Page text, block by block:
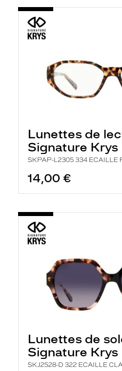
Lunettes de
Signature Krys
SKPAP-L2305 334 ECAILLE
14,00 €
Lunettes de
Signature Krys
SKJ2528-D 322 ECAILLE